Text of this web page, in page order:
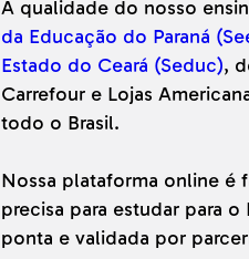
A qualidade do nosso
da Educação do Paraná
Estado do Ceará (Seduc),
Carrefour e Lojas
todo o Brasil.
Nossa plataforma online é
precisa para estudar para
ponta e validada por